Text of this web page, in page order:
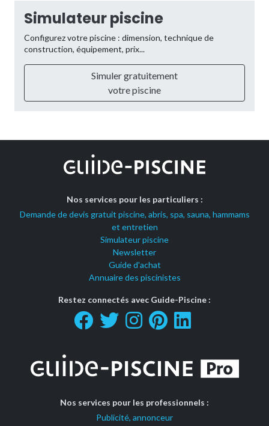
Simulateur piscine
Configurez votre piscine : dimension, technique de
construction, équipement, prix...
Simuler gratuitement
votre piscine
Nos services pour les particuliers :
Demande de devis gratuit piscine, abris, spa, sauna, hammams
et entretien
Simulateur piscine
Newsletter
Guide d'achat
Annuaire des piscinistes
Restez connectés avec Guide-Piscine :
Nos services pour les professionnels :
Publicité, annonceur